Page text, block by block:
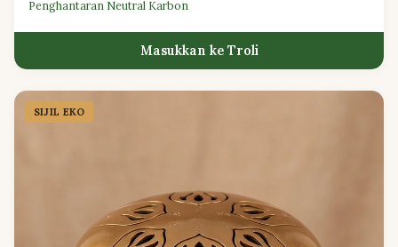
Penghantaran Neutral Karbon
Masukkan ke Troli
SIJIL EKO